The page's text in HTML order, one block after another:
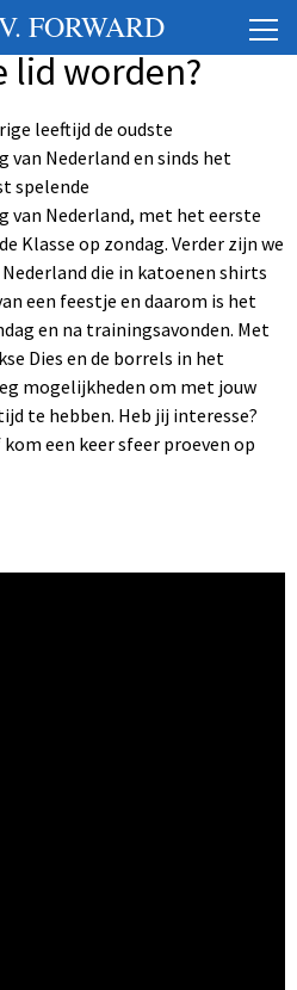
FORWARD
lid worden?
leeftijd de oudste
Nederland en sinds het
spelende
Nederland, met het eerste
Klasse op zondag. Verder zijn we
die in katoenen shirts
een feestje en daarom is het
en na trainingsavonden. Met
Dies en de borrels in het
mogelijkheden om met jouw
te hebben. Heb jij interesse?
een keer sfeer proeven op